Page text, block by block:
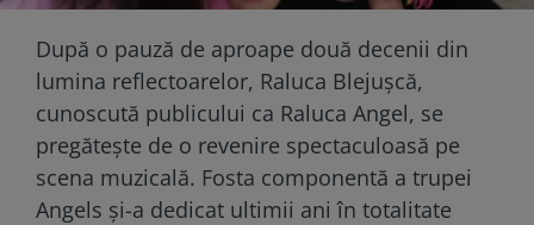
După o pauză de aproape două decenii din
lumina reflectoarelor, Raluca Blejușcă,
cunoscută publicului ca Raluca Angel, se
pregătește de o revenire spectaculoasă pe
scena muzicală. Fosta componentă a trupei
Angels și-a dedicat ultimii ani în totalitate